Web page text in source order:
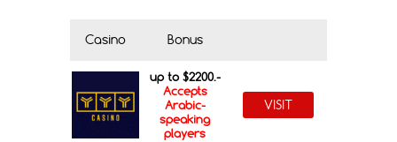
Casino Bonus
up to $2200.-
Accepts
Arabic-
speaking
players
VISIT